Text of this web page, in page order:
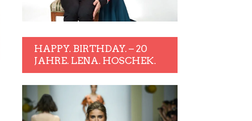
HAPPY. BIRTHDAY. – 20
JAHRE. LENA. HOSCHEK.